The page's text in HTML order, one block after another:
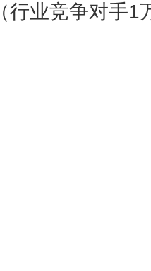
（行业竞争对手1